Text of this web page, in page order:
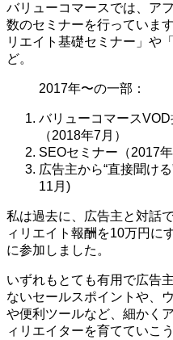
バリューコマースでは、ア
数のセミナーを行っていま
リエイト基礎セミナー」や
ど。
2017年〜の一部：
バリューコマースVOD
（2018年7月）
SEOセミナー（2017年
広告主から“直接聞け
11月)
私は過去に、広告主と対話
ィリエイト報酬を10万円に
に参加しました。
いずれもとても有用で広告
ないセールスポイントや、
や便利ツールなど、細かく
ィリエイターを育てていこ